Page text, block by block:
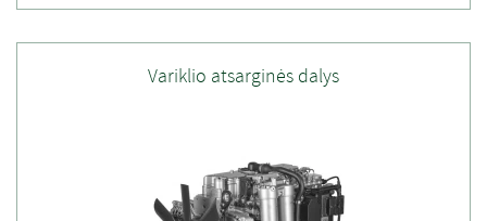
Variklio atsarginės dalys